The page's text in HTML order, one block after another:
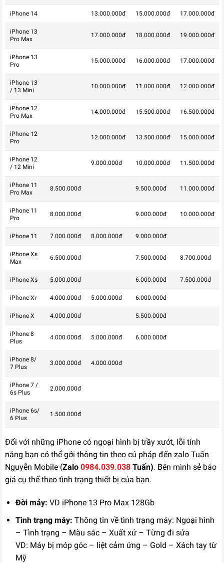
iPhone 14 13.000.000đ 15.000.000đ 17.000.000đ
iPhone 13
Pro Max
17.000.000đ 18.000.000đ 19.000.000đ
iPhone 13
Pro
15.000.000đ 16.000.000đ 17.000.000đ
iPhone 13
/ 13 Mini
10.000.000đ 11.000.000đ 12.000.000đ
iPhone 12
Pro Max
14.000.000đ 15.500.000đ 16.500.000đ
iPhone 12
Pro
12.000.000đ 13.500.000đ 15.000.000đ
iPhone 12
/ 12 Mini
9.000.000đ 10.000.000đ 11.500.000đ
iPhone 11
Pro Max
8.500.000đ 9.500.000đ 11.000.000đ
iPhone 11
Pro
8.000.000đ 9.000.000đ 10.000.000đ
iPhone 11 7.000.000đ 8.000.000đ 9.000.000đ
iPhone Xs
Max
6.500.000đ 7.500.000đ 8.700.000đ
iPhone Xs 5.000.000đ 6.000.000đ 7.500.000đ
iPhone Xr 4.000.000đ 5.000.000đ 6.000.000đ
iPhone X 4.000.000đ 5.500.000đ
iPhone 8
Plus
4.000.000đ 5.000.000đ 6.000.000đ
iPhone 8/
7 Plus
3.000.000đ 4.000.000đ
iPhone 7 /
6s Plus
2.000.000đ
iPhone 6s/
6 Plus
1.500.000đ
Đối với những iPhone có ngoại hình bị trầy xướt, lỗi tính
năng bạn có thể gới thông tin theo cú pháp đến zalo Tuấn
Nguyễn Mobile (Zalo 0984.039.038 Tuấn). Bên mình sẻ báo
giá cụ thể theo tình trạng thiết bị của bạn.
Đời máy: VD iPhone 13 Pro Max 128Gb
Tình trạng máy: Thông tin về tình trạng máy: Ngoại hình
– Tình trạng – Màu sắc – Xuất xứ – Từng đi sửa
VD: Máy bị móp góc – liệt cảm ứng – Gold – Xách tay từ
Mỹ